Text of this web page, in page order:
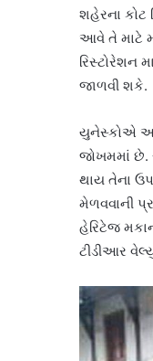
શહેરના કોટ
આવે તે માટે
રિસ્ટોરેશન
જાળવી શકે.
યુનેસ્કોએ
જોખમમાં છે.
થાય તેના
મેળવવાની
હેરિટેજ
ટીડીઆર